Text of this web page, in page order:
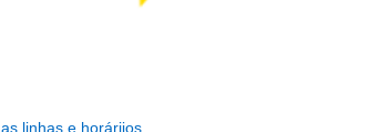
as linhas e horáriios